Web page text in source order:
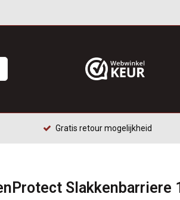
Gratis retour mogelijkheid
Slakkenbarriere